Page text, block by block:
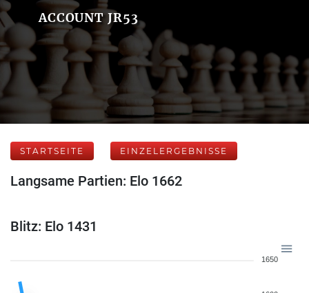
ACCOUNT JR53
STARTSEITE EINZELERGEBNISSE
Langsame Partien: Elo 1662
Blitz: Elo 1431
1650